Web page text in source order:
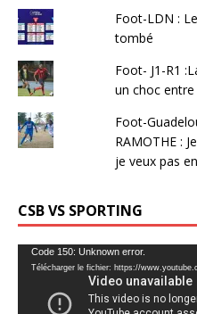
Foot-LDN :
tombé
Foot- J1-R1
un choc entre
Foot-
RAMOTHE :
je veux pas
CSB VS SPORTING
Lecteur
vidéo
Code 150: Unknown error.
Télécharger le fichier: https://